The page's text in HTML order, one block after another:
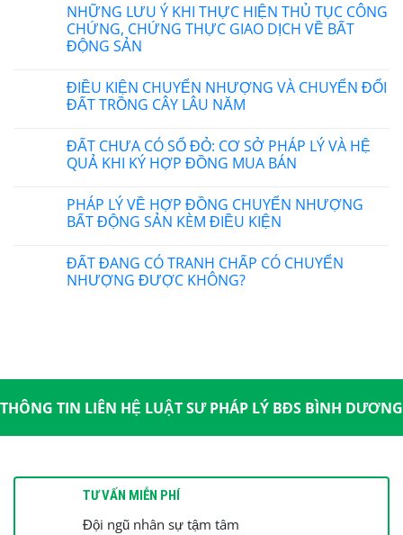
NHỮNG LƯU Ý KHI THỰC HIỆN THỦ TỤC CÔNG
CHỨNG, CHỨNG THỰC GIAO DỊCH VỀ BẤT
ĐỘNG SẢN
ĐIỀU KIỆN CHUYỂN NHƯỢNG VÀ CHUYỂN ĐỔI
ĐẤT TRỒNG CÂY LÂU NĂM
ĐẤT CHƯA CÓ SỔ ĐỎ: CƠ SỞ PHÁP LÝ VÀ HỆ
QUẢ KHI KÝ HỢP ĐỒNG MUA BÁN
PHÁP LÝ VỀ HỢP ĐỒNG CHUYỂN NHƯỢNG
BẤT ĐỘNG SẢN KÈM ĐIỀU KIỆN
ĐẤT ĐANG CÓ TRANH CHẤP CÓ CHUYỂN
NHƯỢNG ĐƯỢC KHÔNG?
THÔNG TIN LIÊN HỆ LUẬT SƯ PHÁP LÝ BĐS BÌNH DƯƠNG
TƯ VẤN MIỄN PHÍ
Đội ngũ nhân sự tậm tâm